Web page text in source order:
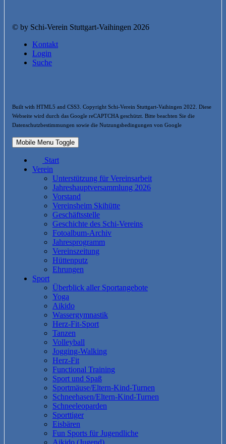
© by Schi-Verein Stuttgart-Vaihingen 2026
Kontakt
Login
Suche
Built with HTML5 and CSS3. Copyright Schi-Verein Stuttgart-Vaihingen 2022. Diese
Webseite wird durch das Google reCAPTCHA geschützt. Bitte beachten Sie die
Datenschutzbestimmungen sowie die Nutzungsbedingungen von Google
Mobile Menu Toggle
Start
Verein
Unterstützung für Vereinsarbeit
Jahreshauptversammlung 2026
Vorstand
Vereinsheim Skihütte
Geschäftsstelle
Geschichte des Schi-Vereins
Fotoalbum-Archiv
Jahresprogramm
Vereinszeitung
Hüttenputz
Ehrungen
Sport
Überblick aller Sportangebote
Yoga
Aikido
Wassergymnastik
Herz-Fit-Sport
Tanzen
Volleyball
Jogging-Walking
Herz-Fit
Functional Training
Sport und Spaß
Sportmäuse/Eltern-Kind-Turnen
Schneehasen/Eltern-Kind-Turnen
Schneeleoparden
Sporttiger
Eisbären
Fun Sports für Jugendliche